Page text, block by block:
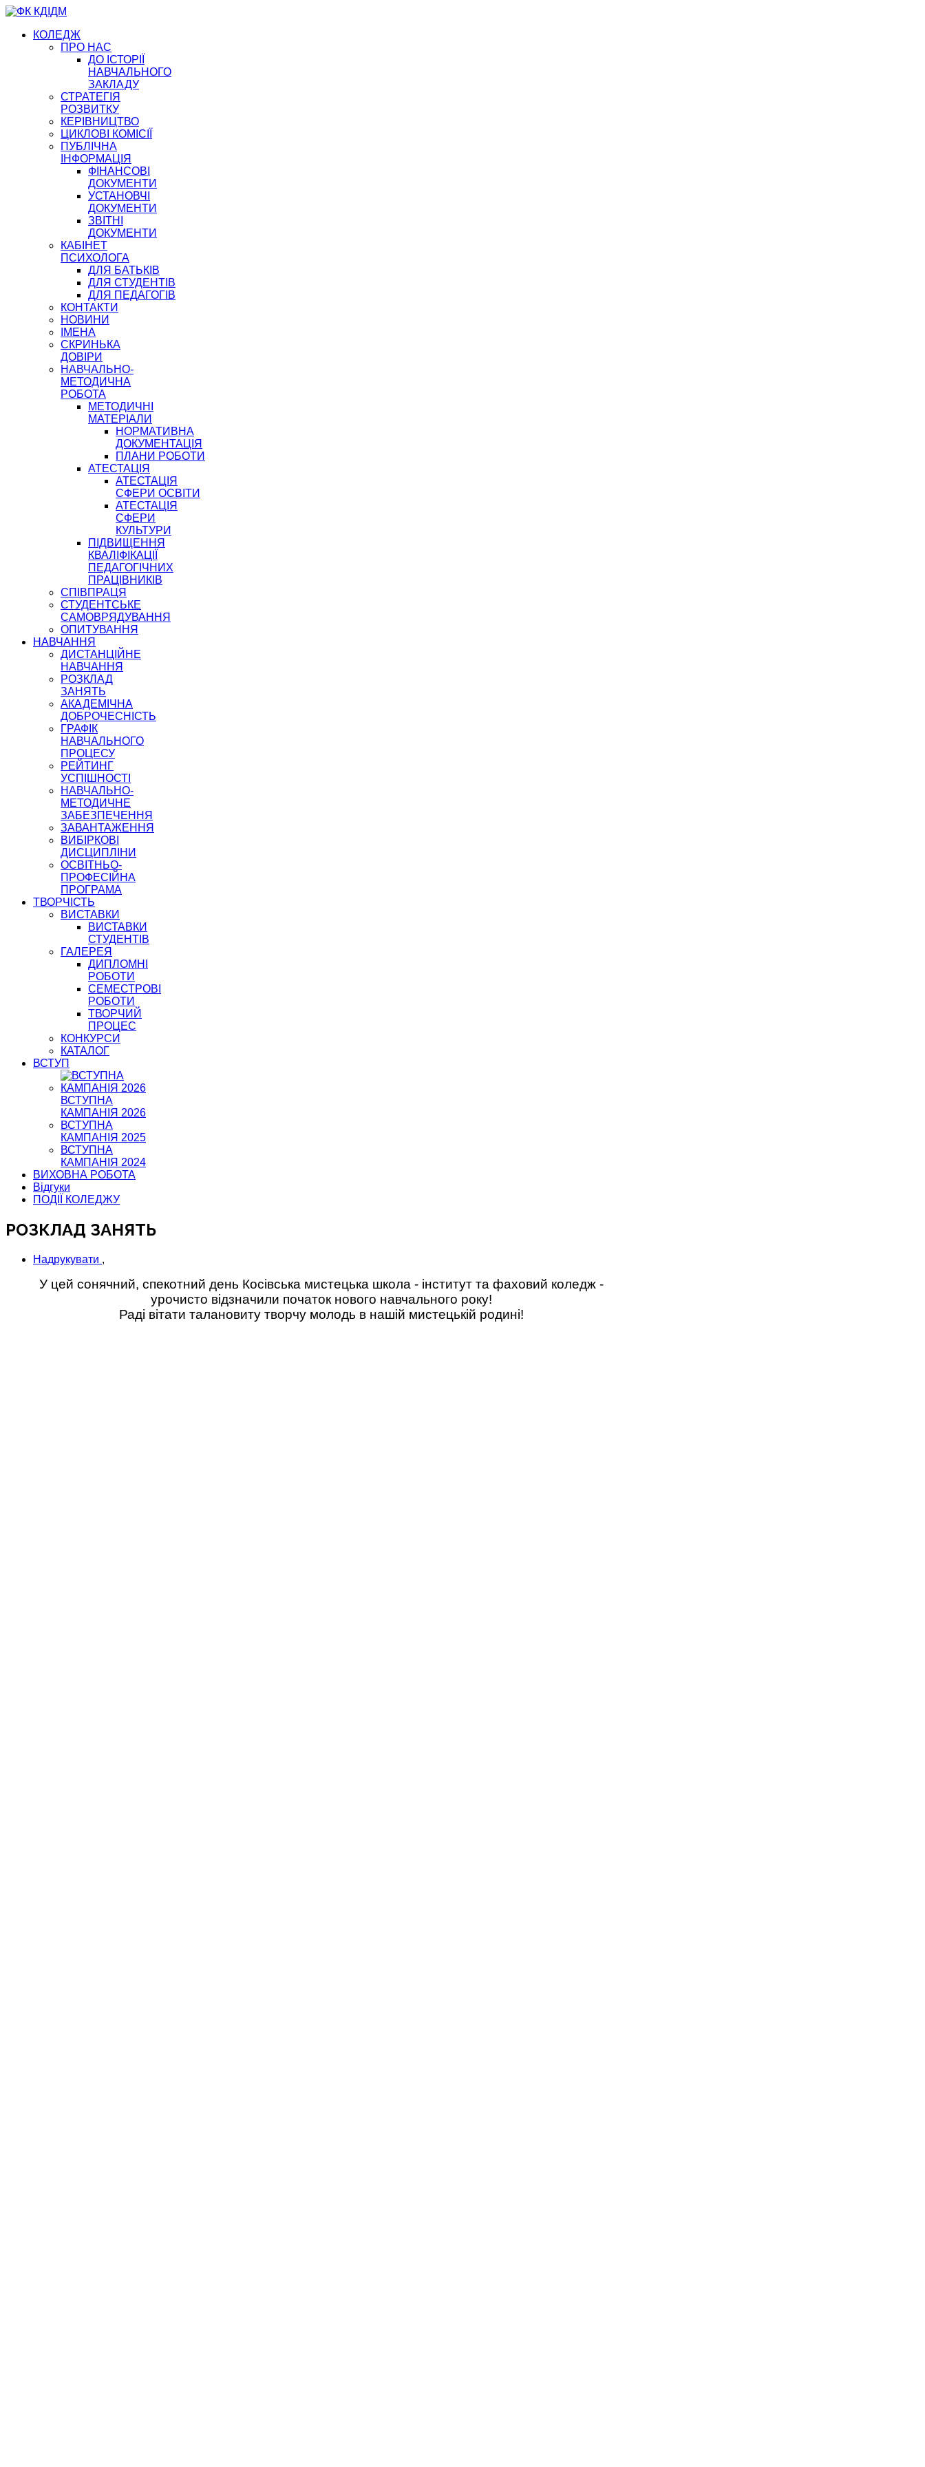
КОЛЕДЖ
ПРО НАС
ДО ІСТОРІЇ
НАВЧАЛЬНОГО
ЗАКЛАДУ
СТРАТЕГІЯ
РОЗВИТКУ
КЕРІВНИЦТВО
ЦИКЛОВІ КОМІСІЇ
ПУБЛІЧНА
ІНФОРМАЦІЯ
ФІНАНСОВІ
ДОКУМЕНТИ
УСТАНОВЧІ
ДОКУМЕНТИ
ЗВІТНІ
ДОКУМЕНТИ
КАБІНЕТ
ПСИХОЛОГА
ДЛЯ БАТЬКІВ
ДЛЯ СТУДЕНТІВ
ДЛЯ ПЕДАГОГІВ
КОНТАКТИ
НОВИНИ
ІМЕНА
СКРИНЬКА
ДОВІРИ
НАВЧАЛЬНО-
МЕТОДИЧНА
РОБОТА
МЕТОДИЧНІ
МАТЕРІАЛИ
НОРМАТИВНА
ДОКУМЕНТАЦІЯ
ПЛАНИ РОБОТИ
АТЕСТАЦІЯ
АТЕСТАЦІЯ
СФЕРИ ОСВІТИ
АТЕСТАЦІЯ
СФЕРИ
КУЛЬТУРИ
ПІДВИЩЕННЯ
КВАЛІФІКАЦІЇ
ПЕДАГОГІЧНИХ
ПРАЦІВНИКІВ
СПІВПРАЦЯ
СТУДЕНТСЬКЕ
САМОВРЯДУВАННЯ
ОПИТУВАННЯ
НАВЧАННЯ
ДИСТАНЦІЙНЕ
НАВЧАННЯ
РОЗКЛАД
ЗАНЯТЬ
АКАДЕМІЧНА
ДОБРОЧЕСНІСТЬ
ГРАФІК
НАВЧАЛЬНОГО
ПРОЦЕСУ
РЕЙТИНГ
УСПІШНОСТІ
НАВЧАЛЬНО-
МЕТОДИЧНЕ
ЗАБЕЗПЕЧЕННЯ
ЗАВАНТАЖЕННЯ
ВИБІРКОВІ
ДИСЦИПЛІНИ
ОСВІТНЬО-
ПРОФЕСІЙНА
ПРОГРАМА
ТВОРЧІСТЬ
ВИСТАВКИ
ВИСТАВКИ
СТУДЕНТІВ
ГАЛЕРЕЯ
ДИПЛОМНІ
РОБОТИ
СЕМЕСТРОВІ
РОБОТИ
ТВОРЧИЙ
ПРОЦЕС
КОНКУРСИ
КАТАЛОГ
ВСТУП
ВСТУПНА
КАМПАНІЯ 2026
ВСТУПНА
КАМПАНІЯ 2025
ВСТУПНА
КАМПАНІЯ 2024
ВИХОВНА РОБОТА
Відгуки
ПОДІЇ КОЛЕДЖУ
РОЗКЛАД ЗАНЯТЬ
Надрукувати ,
У цей сонячний, спекотний день Косівська мистецька школа - інститут та фаховий коледж -
урочисто відзначили початок нового навчального року!
Раді вітати талановиту творчу молодь в нашій мистецькій родині!